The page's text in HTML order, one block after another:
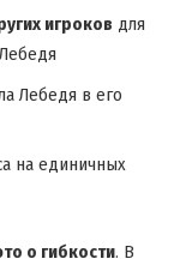
игроков для
Лебедя в его
на единичных
о гибкости. В